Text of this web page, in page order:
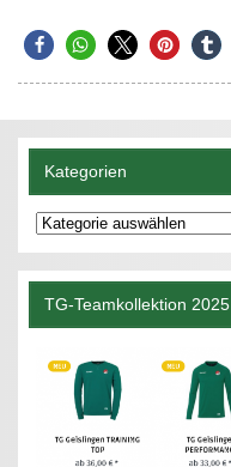
Kategorien
Kategorien
TG-Teamkollektion 2025